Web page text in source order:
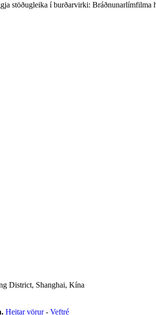
stöðugleika í burðarvirki:
District, Shanghai, Kína
Heitar vörur- Veftré